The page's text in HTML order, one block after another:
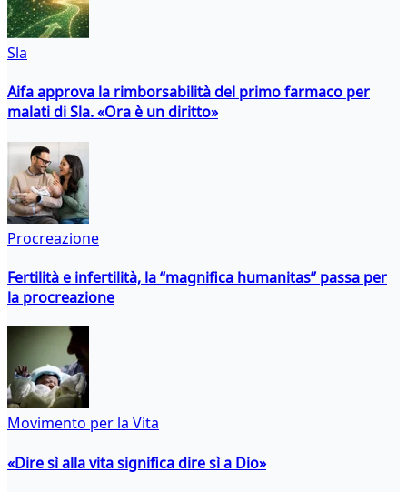
Sla
Aifa approva la rimborsabilità del primo farmaco per
malati di Sla. «Ora è un diritto»
Procreazione
Fertilità e infertilità, la “magnifica humanitas” passa per
la procreazione
Movimento per la Vita
«Dire sì alla vita significa dire sì a Dio»